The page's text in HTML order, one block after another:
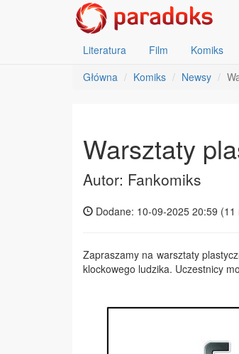
Literatura Film Komiks
Główna
Komiks Newsy
Warsztaty
Autor: Fankomiks
Dodane: 10-09-2025 20:59 (11
Zapraszamy na warsztaty
klockowego ludzika. Uczestnicy